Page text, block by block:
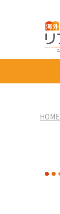
HOME